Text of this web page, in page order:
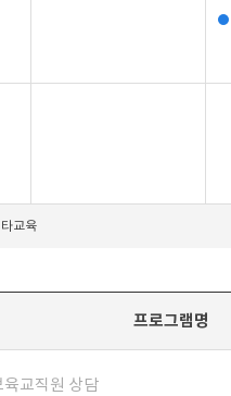
교육
프로그램명
교직원 상담